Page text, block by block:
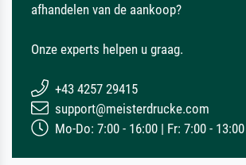
afhandelen van de aankoop?
Onze experts helpen u graag.
+43 4257 29415
support@meisterdrucke.com
Mo-Do: 7:00 - 16:00 | Fr: 7:00 - 13:00